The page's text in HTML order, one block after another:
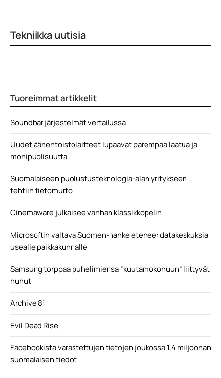
Tekniikka uutisia
Tuoreimmat artikkelit
Soundbar järjestelmät vertailussa
Uudet äänentoistolaitteet lupaavat parempaa laatua ja
monipuolisuutta
Suomalaiseen puolustusteknologia-alan yritykseen
tehtiin tietomurto
Cinemaware julkaisee vanhan klassikkopelin
Microsoftin valtava Suomen-hanke etenee: datakeskuksia
usealle paikkakunnalle
Samsung torppaa puhelimiensa ”kuutamokohuun” liittyvät
huhut
Archive 81
Evil Dead Rise
Facebookista varastettujen tietojen joukossa 1,4 miljoonan
suomalaisen tiedot